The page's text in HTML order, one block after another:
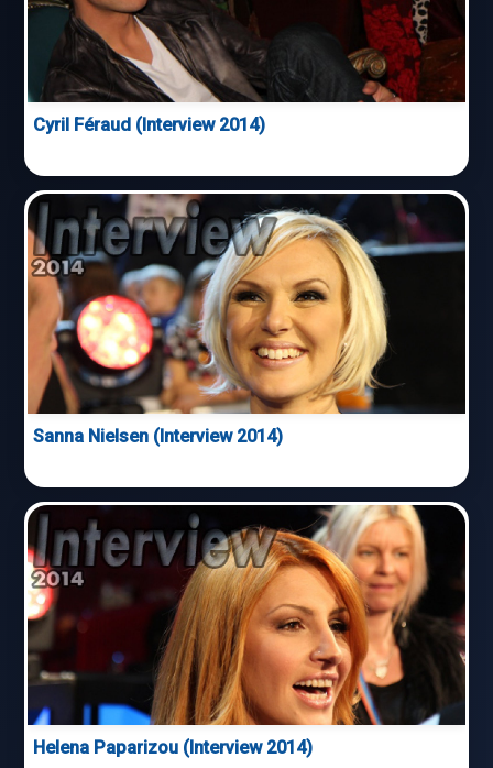
Cyril Féraud (Interview 2014)
Sanna Nielsen (Interview 2014)
Helena Paparizou (Interview 2014)